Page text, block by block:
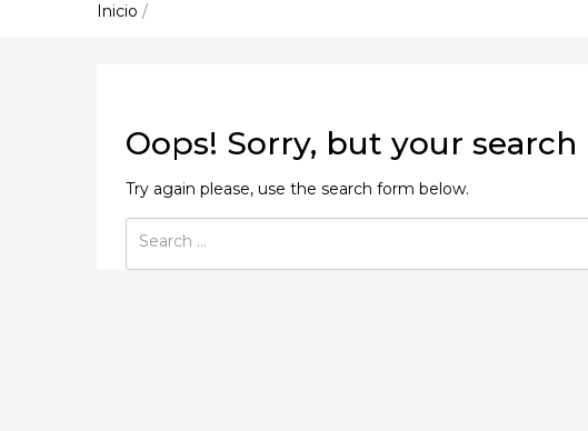
Inicio /
Oops! Sorry, but your
Try again please, use the search form below.